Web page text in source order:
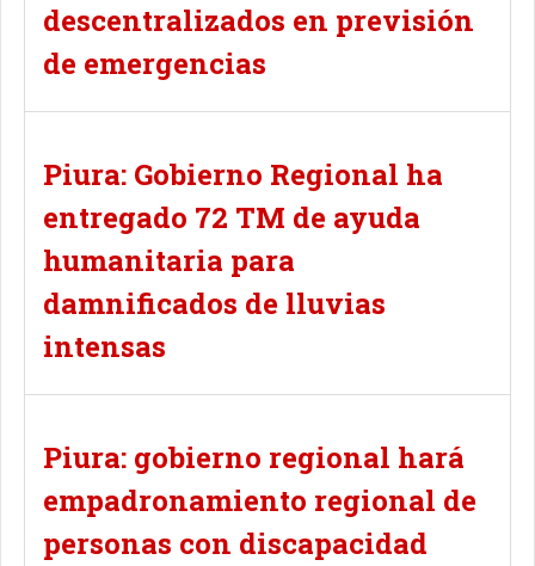
descentralizados en previsión
de emergencias
Piura: Gobierno Regional ha
entregado 72 TM de ayuda
humanitaria para
damnificados de lluvias
intensas
Piura: gobierno regional hará
empadronamiento regional de
personas con discapacidad